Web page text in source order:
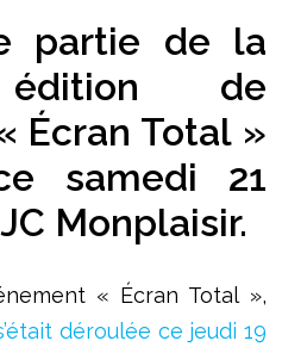
partie de la
édition de
Écran Total »
samedi 21
Monplaisir.
« Écran Total »,
déroulée ce jeudi 19